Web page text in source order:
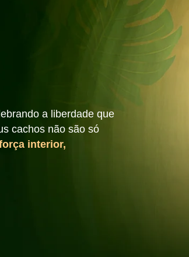
a liberdade que
cachos não são só
interior,